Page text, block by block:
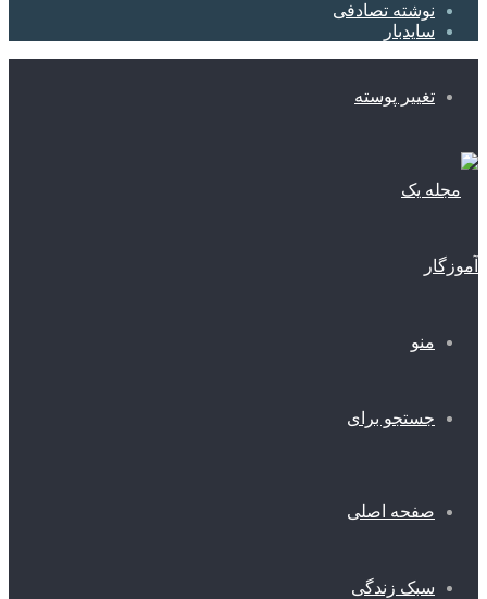
نوشته تصادفی
سایدبار
تغییر پوسته
منو
جستجو برای
صفحه اصلی
سبک زندگی